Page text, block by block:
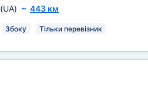
(UA) ~ 443 км
Збоку Тільки перевізник